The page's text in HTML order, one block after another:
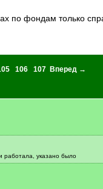
106 107
Вперед →
работала, указано было